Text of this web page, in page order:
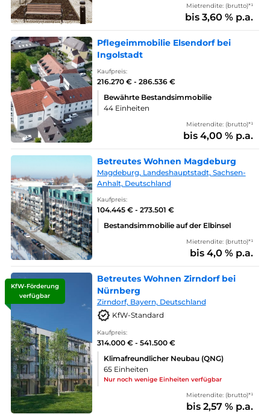
Mietrendite: (brutto)*¹
bis 3,60 % p.a.
Pflegeimmobilie Elsendorf bei
Ingolstadt
Kaufpreis:
216.270 € - 286.536 €
Bewährte Bestandsimmobilie
44 Einheiten
Mietrendite: (brutto)*¹
bis 4,00 % p.a.
Betreutes Wohnen Magdeburg
Magdeburg, Landeshauptstadt, Sachsen-
Anhalt, Deutschland
Kaufpreis:
104.445 € - 273.501 €
Bestandsimmobilie auf der Elbinsel
Mietrendite: (brutto)*¹
bis 4,0 % p.a.
KfW-Förderung
verfügbar
Betreutes Wohnen Zirndorf bei
Nürnberg
Zirndorf, Bayern, Deutschland
KfW-Standard
Kaufpreis:
314.000 € - 541.500 €
Klimafreundlicher Neubau (QNG)
65 Einheiten
Nur noch wenige Einheiten verfügbar
Mietrendite: (brutto)*¹
bis 2,57 % p.a.